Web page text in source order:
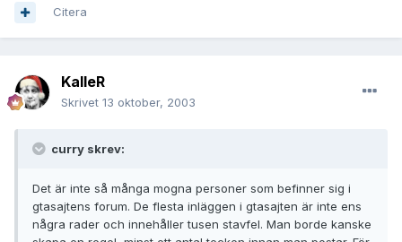
Citera
KalleR
Skrivet 13 oktober, 2003
curry skrev:
Det är inte så många mogna personer som befinner sig i
gtasajtens forum. De flesta inläggen i gtasajten är inte ens
några rader och innehåller tusen stavfel. Man borde kanske